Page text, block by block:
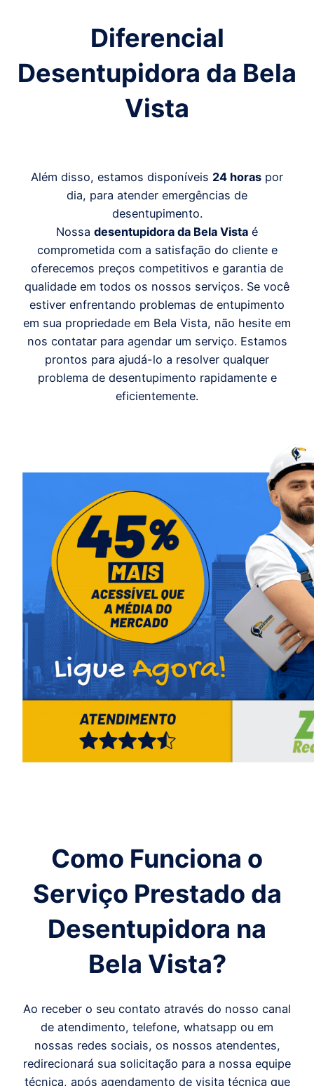
Diferencial
Desentupidora da Bela
Vista
Além disso, estamos disponíveis 24 horas por
dia, para atender emergências de
desentupimento.
Nossa desentupidora da Bela Vista é
comprometida com a satisfação do cliente e
oferecemos preços competitivos e garantia de
qualidade em todos os nossos serviços. Se você
estiver enfrentando problemas de entupimento
em sua propriedade em Bela Vista, não hesite em
nos contatar para agendar um serviço. Estamos
prontos para ajudá-lo a resolver qualquer
problema de desentupimento rapidamente e
eficientemente.
Como Funciona o
Serviço Prestado da
Desentupidora na
Bela Vista?
Ao receber o seu contato através do nosso canal
de atendimento, telefone, whatsapp ou em
nossas redes sociais, os nossos atendentes,
redirecionará sua solicitação para a nossa equipe
técnica, após agendamento de visita técnica que